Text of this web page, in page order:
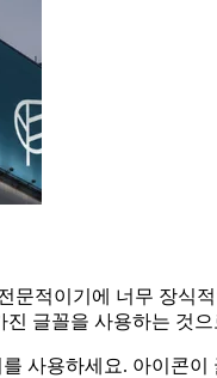
적이기에 너무 장식
글꼴을 사용하는 것
사용하세요. 아이콘